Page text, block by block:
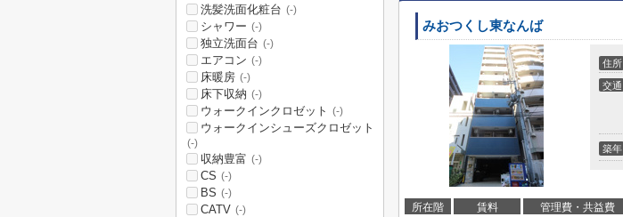
みおつくし東なんば
住所
交通
築年
所在階 賃料 管理費・共益費
洗髪洗面化粧台 (-)
シャワー (-)
独立洗面台 (-)
エアコン (-)
床暖房 (-)
床下収納 (-)
ウォークインクロゼット (-)
ウォークインシューズクロゼット
(-)
収納豊富 (-)
CS (-)
BS (-)
CATV (-)